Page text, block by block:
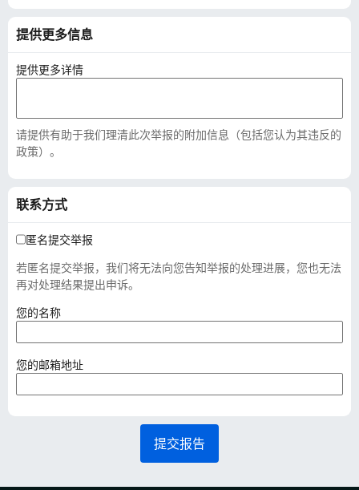
提供更多信息
提供更多详情
请提供有助于我们理清此次举报的附加信息（包括您认为其违反的
政策）。
联系方式
匿名提交举报
若匿名提交举报，我们将无法向您告知举报的处理进展，您也无法
再对处理结果提出申诉。
您的名称（
填
）
您的邮箱地址（
填
提交报告